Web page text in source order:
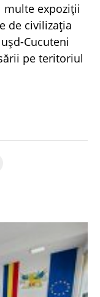
multe expoziţii
de civilizaţia
Cucuteni
pe teritoriul